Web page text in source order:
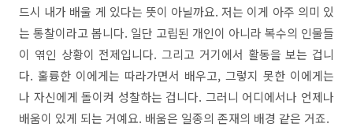
드시 내가 배울 게 있다는 뜻이 아닐까요. 저는 이게 아주 의미 있
는 통찰이라고 봅니다. 일단 고립된 개인이 아니라 복수의 인물들
이 엮인 상황이 전제입니다. 그리고 거기에서 활동을 보는 겁니
다. 훌륭한 이에게는 따라가면서 배우고, 그렇지 못한 이에게는
나 자신에게 돌이켜 성찰하는 겁니다. 그러니 어디에서나 언제나
배움이 있게 되는 거예요. 배움은 일종의 존재의 배경 같은 거죠.